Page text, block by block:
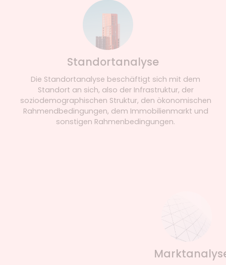
Standortanalyse
Die Standortanalyse beschäftigt sich mit dem
Standort an sich, also der Infrastruktur, der
soziodemographischen Struktur, den ökonomischen
Rahmendbedingungen, dem Immobilienmarkt und
sonstigen Rahmenbedingungen.
Marktanalyse